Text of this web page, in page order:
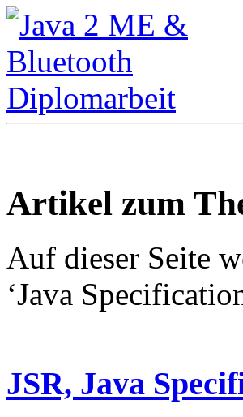
Artikel zum
Auf dieser Seite
‘Java
JSR, Java